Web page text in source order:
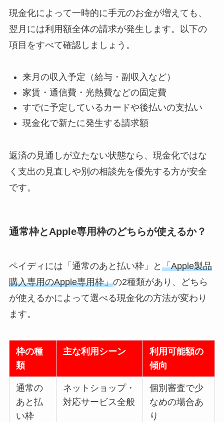
現金化によって一時的に手元のお金が増えても、
翌月には利用額全体の請求が発生します。以下の
項目をすべて確認しましょう。
来月の収入予定（給与・副収入など）
家賃・通信費・光熱費などの固定費
すでに予定しているカードや後払いの支払い
現金化で新たに発生する請求額
返済の見通しが立たない状態なら、現金化ではな
く支出の見直しや別の相談先を優先する方が安全
です。
通常枠とApple専用枠のどちらが使えるか？
ペイディには「通常のあと払い枠」と 「Apple製品
購入専用のApple専用枠」の2種類があり、どちら
が使えるかによって選べる現金化の方法が変わり
ます。
枠の種
類
主な利用シーン
利用可能額の
傾向
通常の
あと払
い枠
ネットショップ・
対応サービス全般
個別審査で少
なめの場合あ
り